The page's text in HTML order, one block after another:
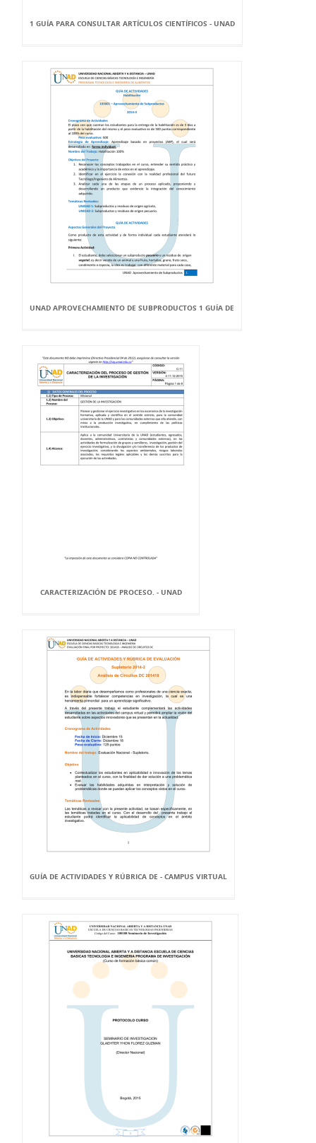
1 GUÍA PARA CONSULTAR ARTÍCULOS CIENTÍFICOS - UNAD
UNAD APROVECHAMIENTO DE SUBPRODUCTOS 1 GUÍA DE
CARACTERIZACIÓN DE PROCESO. - UNAD
GUÍA DE ACTIVIDADES Y RÚBRICA DE - CAMPUS VIRTUAL